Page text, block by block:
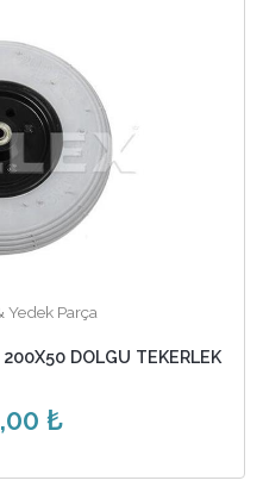
Yedek Parça
DOLGU TEKERLEK
₺